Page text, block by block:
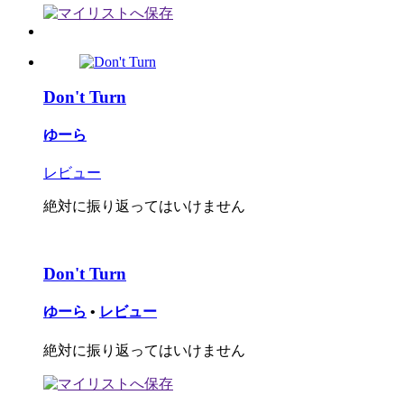
Don't Turn
ゆーら
レビュー
絶対に振り返ってはいけません
Don't Turn
ゆーら • レビュー
絶対に振り返ってはいけません